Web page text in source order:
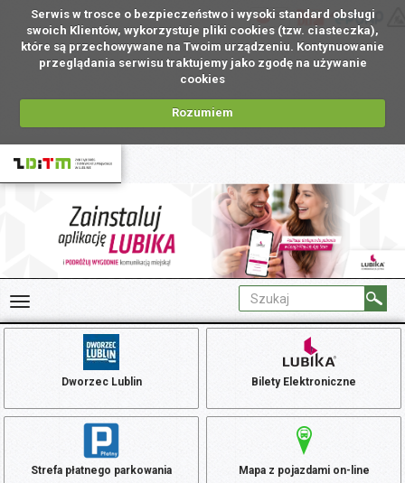
Serwis w trosce o bezpieczeństwo i wysoki standard obsługi
swoich Klientów, wykorzystuje pliki cookies (tzw. ciasteczka),
które są przechowywane na Twoim urządzeniu. Kontynuowanie
przeglądania serwisu traktujemy jako zgodę na używanie
cookies
Rozumiem
PL
Dworzec Lublin Bilety Elektroniczne
Strefa płatnego parkowania Mapa z pojazdami on-line